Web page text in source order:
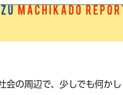
会の周辺で、少しでも何かし